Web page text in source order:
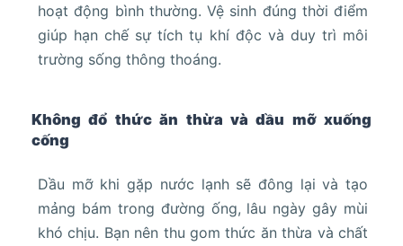
hoạt động bình thường. Vệ sinh đúng thời điểm
giúp hạn chế sự tích tụ khí độc và duy trì môi
trường sống thông thoáng.
Không đổ thức ăn thừa và dầu mỡ xuống
cống
Dầu mỡ khi gặp nước lạnh sẽ đông lại và tạo
mảng bám trong đường ống, lâu ngày gây mùi
khó chịu. Bạn nên thu gom thức ăn thừa và chất